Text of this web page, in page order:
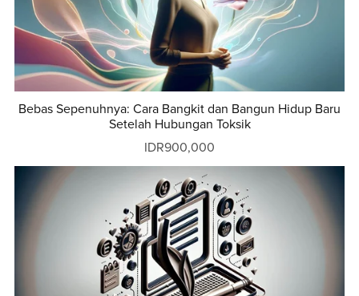
Bebas Sepenuhnya: Cara Bangkit dan Bangun Hidup Baru
Setelah Hubungan Toksik
IDR900,000